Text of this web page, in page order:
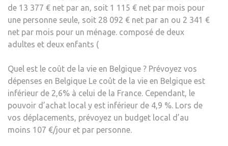
de 13 377 € net par an, soit 1 115 € net par mois pour
une personne seule, soit 28 092 € net par an ou 2 341 €
net par mois pour un ménage. composé de deux
adultes et deux enfants (
Quel est le coût de la vie en Belgique ? Prévoyez vos
dépenses en Belgique Le coût de la vie en Belgique est
inférieur de 2,6% à celui de la France. Cependant, le
pouvoir d’achat local y est inférieur de 4,9 %. Lors de
vos déplacements, prévoyez un budget local d’au
moins 107 €/jour et par personne.